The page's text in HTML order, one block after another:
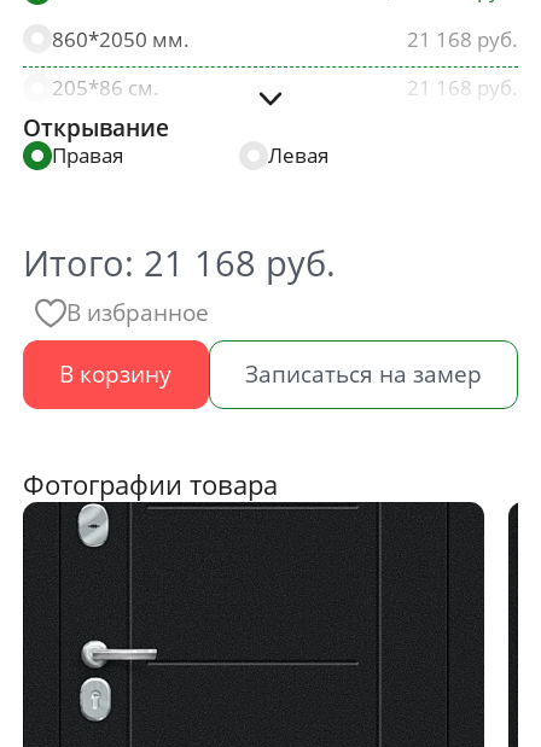
860*2050 мм.
21 168
205*86 см.
21 168
960*2050 мм.
Открывание
Правая Левая
Итого: 21 168 руб.
В избранное
В корзину
Записаться на замер
Фотографии товара